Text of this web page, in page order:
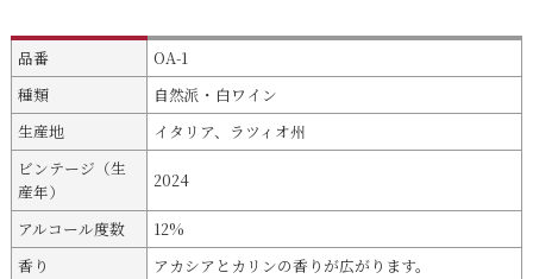
品番
OA-1
種類
自然派・白ワイン
生産地
イタリア、ラツィオ州
ビンテージ（生
産年）
2024
アルコール度数
12%
香り
アカシアとカリンの香りが広がります。